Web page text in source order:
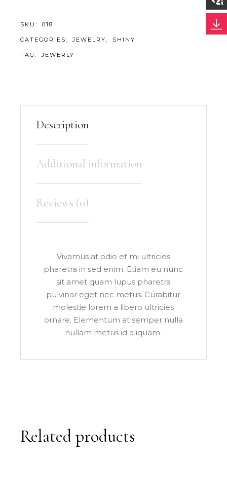
SKU: 018
CATEGORIES: JEWELRY, SHINY
TAG: JEWERLY
Description
Additional information
Reviews (0)
Vivamus at odio et mi ultricies
pharetra in sed enim. Etiam eu nunc
sit amet quam lupus pharetra
pulvinar eget nec metus. Curabitur
molestie lorem a libero ultricies
ornare. Elementum at semper nulla
nullam metus id aliquam.
Related products